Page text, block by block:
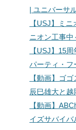
| ユニバーサ
【USJ】ミ
ニオン工事中
【USJ】15
パーティ・フ
【動画】ゴ
辰巳雄大と越
【動画】
イズサバイバ